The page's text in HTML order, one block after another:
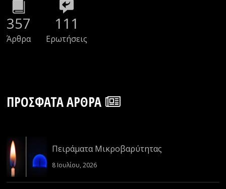
357
Άρθρα
111
Ερωτήσεις
ΠΡΌΣΦΑΤΑ ΆΡΘΡΑ
Πειράματα Μικροβαρύτητας
8 Ιουλίου, 2026